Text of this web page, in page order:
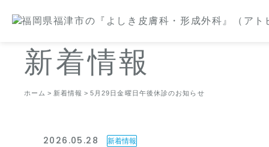
新着情報
ホーム 新着情報 5月29日金曜日午後休診のお知らせ
2026.05.28 新着情報